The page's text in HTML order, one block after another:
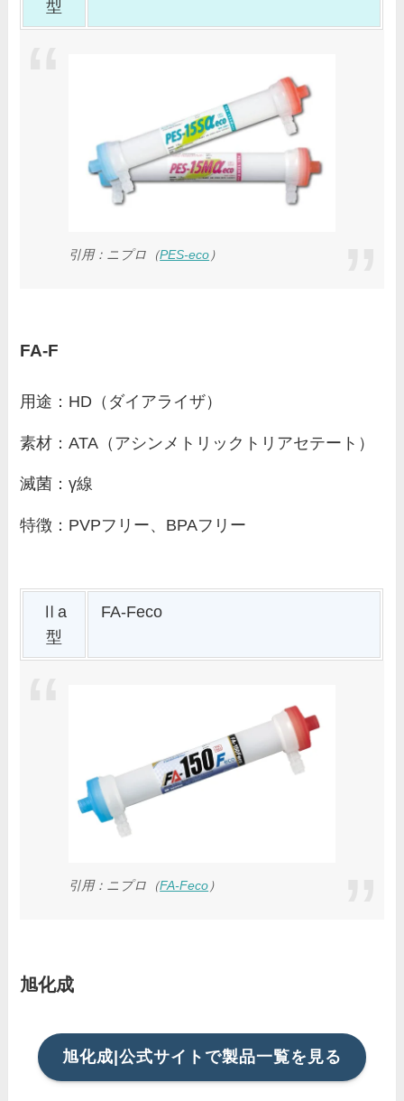
型
引用： ニプロ（PES-eco ）
FA-F
用途：HD（ダイアライザ）
素材：ATA（アシンメトリックトリアセテート）
滅菌：γ線
特徴：PVPフリー、BPAフリー
Ⅱa
型
FA-Feco
引用： ニプロ（FA-Feco）
旭化成
旭化成|公式サイトで製品一覧を見る